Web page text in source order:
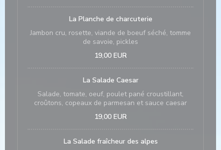
La Planche de charcuterie
Jambon cru, rosette, viande de boeuf séché, tomme
de savoie, pickles
19,00 EUR
La Salade Caesar
Salade, tomate, oeuf, poulet pané croustillant,
croûtons, copeaux de parmesan et sauce caesar
19,00 EUR
La Salade fraîcheur des alpes